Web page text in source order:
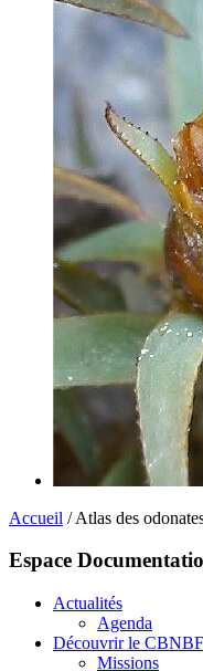
Accueil / Atlas des
Espace
Actualités
Agenda
Découvrir le
Missions